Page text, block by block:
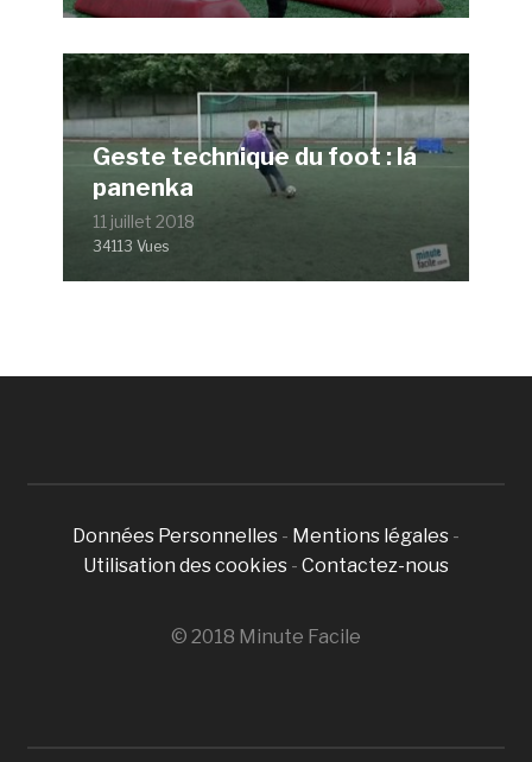
Geste technique du foot : la
panenka
11 juillet 2018
34113 Vues
Données Personnelles - Mentions légales -
Utilisation des cookies - Contactez-nous
© 2018 Minute Facile